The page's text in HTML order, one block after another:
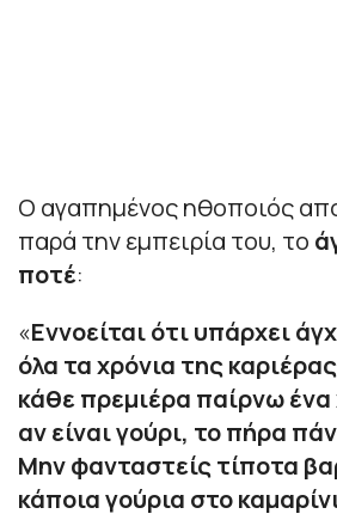
Ο αγαπημένος ηθοποιός
παρά την εμπειρία του, το
ποτέ:
«Εννοείται ότι υπάρχει
όλα τα χρόνια της
κάθε πρεμιέρα παίρνω
αν είναι γούρι, το πήρα
Μην φανταστείς τίποτα
κάποια γούρια στο